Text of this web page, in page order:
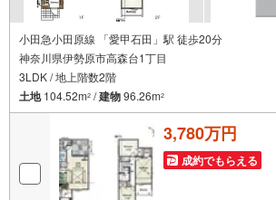
小田急小田原線 「愛甲石田」駅 徒歩20分
神奈川県伊勢原市高森台1丁目
3LDK / 地上階数2階
土地104.52m2 /建物96.26m2
3,780万円
成約でもらえる